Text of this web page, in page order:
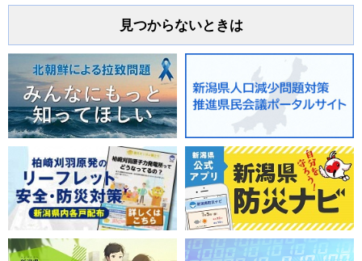
見つからないときは